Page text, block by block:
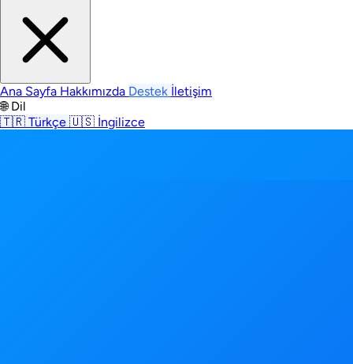
Ana Sayfa Hakkımızda Destek İletişim
🌐 Dil
🇹🇷 Türkçe 🇺🇸 İngilizce